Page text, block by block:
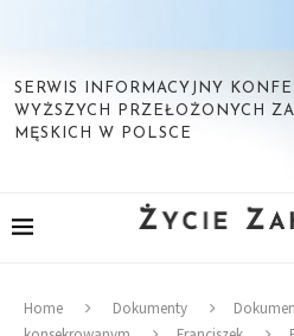
SERWIS INFORMACYJNY
WYŻSZYCH PRZEŁOŻONYCH
MĘSKICH W POLSCE
Home Dokumenty